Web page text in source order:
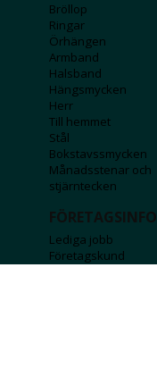
Bröllop
Ringar
Örhängen
Armband
Halsband
Hängsmycken
Herr
Till hemmet
Stål
Bokstavssmycken
Månadsstenar och
stjärntecken
FÖRETAGSINFO
Lediga jobb
Företagskund